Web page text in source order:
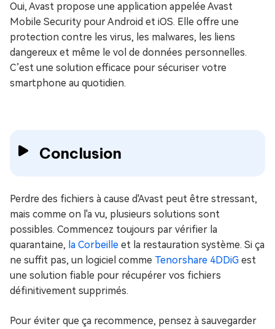
Oui, Avast propose une application appelée Avast
Mobile Security pour Android et iOS. Elle offre une
protection contre les virus, les malwares, les liens
dangereux et même le vol de données personnelles.
C’est une solution efficace pour sécuriser votre
smartphone au quotidien.
Conclusion
Perdre des fichiers à cause d'Avast peut être stressant,
mais comme on l'a vu, plusieurs solutions sont
possibles. Commencez toujours par vérifier la
quarantaine, la Corbeille et la restauration système. Si ça
ne suffit pas, un logiciel comme Tenorshare 4DDiG est
une solution fiable pour récupérer vos fichiers
définitivement supprimés.
Pour éviter que ça recommence, pensez à sauvegarder